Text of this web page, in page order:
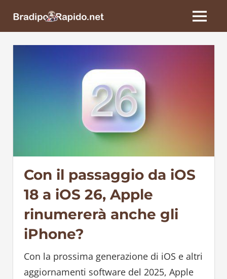
BradipoRapido.net
MENU
Con il passaggio da iOS
18 a iOS 26, Apple
rinumererà anche gli
iPhone?
Con la prossima generazione di iOS e altri
aggiornamenti software del 2025, Apple